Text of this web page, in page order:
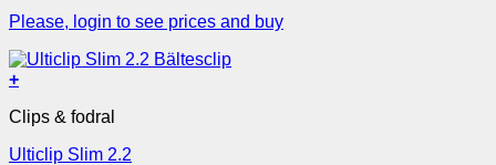
Please, login to see prices and buy
+
Clips & fodral
Ulticlip Slim 2.2